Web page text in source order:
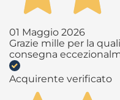
01 Maggio 2026
Grazie mille per la
consegna
Acquirente verificato